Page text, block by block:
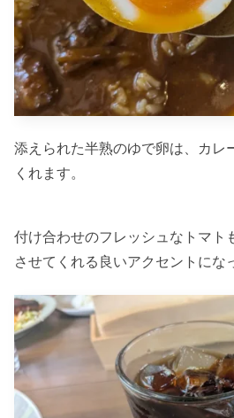
添えられた半熟のゆで卵は、カレ
くれます。
付け合わせのフレッシュなトマト
させてくれる良いアクセントにな